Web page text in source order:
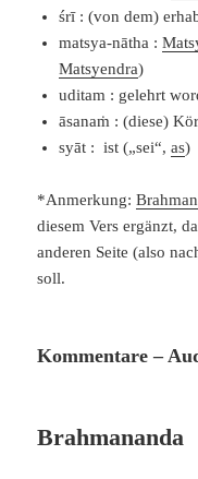
śrī : (von dem)
matsya-nātha :
Matsyendra)
uditam : gelehrt
āsanaṁ : (diese)
syāt : ist („sei“,as)
*Anmerkung:
diesem Vers ergänzt,
anderen Seite (also
soll.
Kommentare –
Brahmananda